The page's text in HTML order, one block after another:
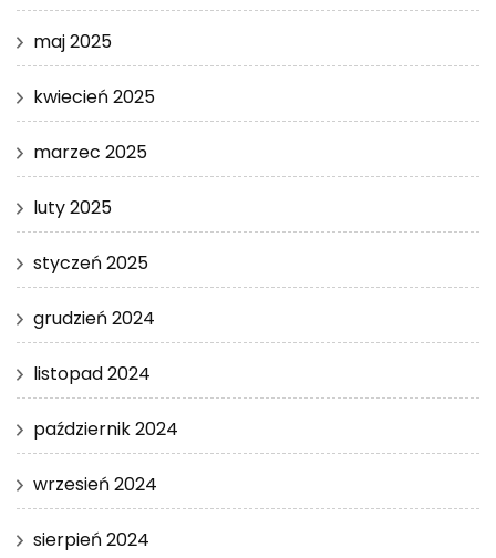
maj 2025
kwiecień 2025
marzec 2025
luty 2025
styczeń 2025
grudzień 2024
listopad 2024
październik 2024
wrzesień 2024
sierpień 2024